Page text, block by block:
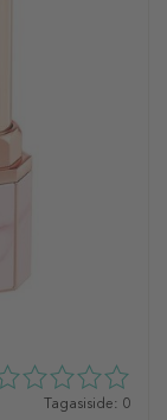
0
Tagasiside: 0